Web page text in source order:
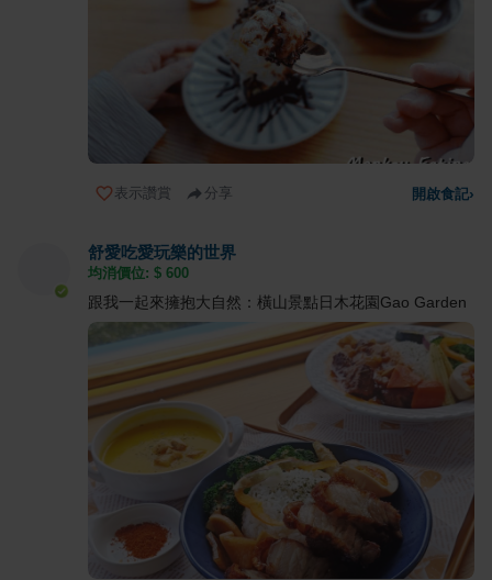
表示讚賞 分享 開啟食記›
舒愛吃愛玩樂的世界
均消價位: $ 600
跟我一起來擁抱大自然：橫山景點日木花園Gao Garden